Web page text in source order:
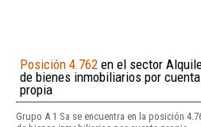
Posición 4.762 en el sector
de bienes inmobiliarios por cuenta
propia
Grupo A 1 Sa se encuentra en la posición